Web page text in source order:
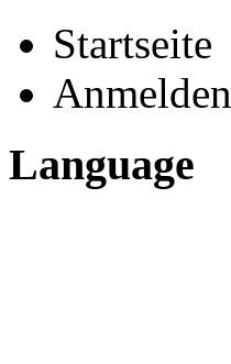
Startseite
Anmelden
Language